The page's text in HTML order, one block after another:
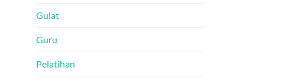
Gulat
Guru
Pelatihan